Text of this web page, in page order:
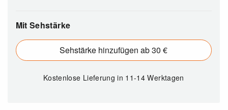
Mit Sehstärke
Sehstärke hinzufügen ab 30 €
Kostenlose Lieferungin 11-14 Werktagen